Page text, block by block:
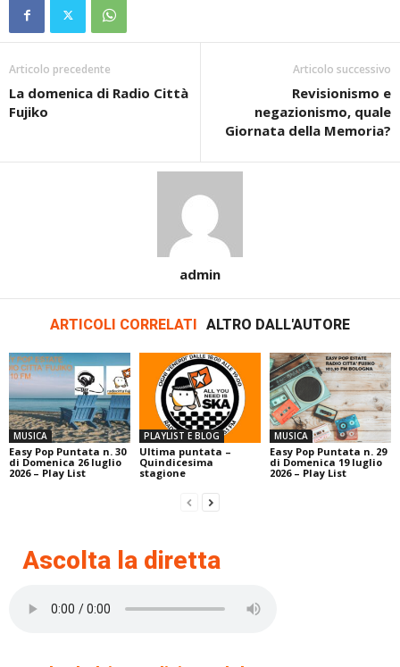
Articolo precedente
La domenica di Radio Città
Fujiko
Articolo successivo
Revisionismo e
negazionismo, quale
Giornata della Memoria?
admin
ARTICOLI CORRELATI ALTRO DALL'AUTORE
MUSICA
Easy Pop Puntata n. 30
di Domenica 26 luglio
2026 – Play List
PLAYLIST E BLOG
Ultima puntata –
Quindicesima
stagione
MUSICA
Easy Pop Puntata n. 29
di Domenica 19 luglio
2026 – Play List
Ascolta la diretta